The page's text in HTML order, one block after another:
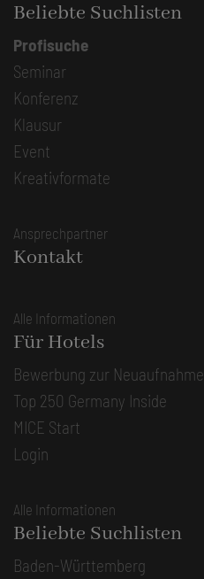
Beliebte Suchlisten
Profisuche
Seminar
Konferenz
Klausur
Event
Kreativformate
Ansprechpartner
Kontakt
Alle Informationen
Für Hotels
Bewerbung zur Neuaufnahme
Top 250 Germany Inside
MICE Start
Login
Alle Informationen
Beliebte Suchlisten
Baden-Württemberg